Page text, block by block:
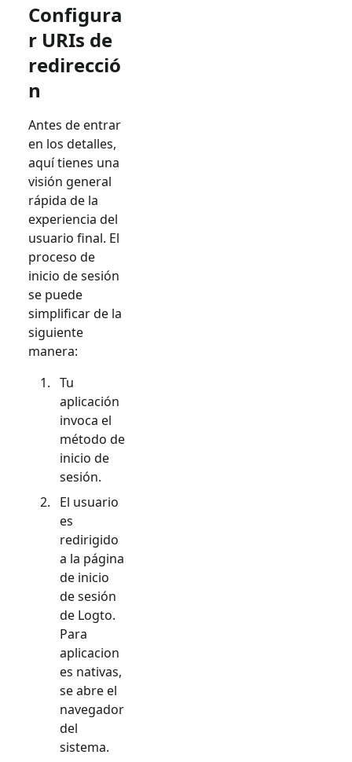
Configura
r URIs de
redirecció
n
Antes de entrar
en los detalles,
aquí tienes una
visión general
rápida de la
experiencia del
usuario final. El
proceso de
inicio de sesión
se puede
simplificar de la
siguiente
manera:
Tu
aplicación
invoca el
método de
inicio de
sesión.
El usuario
es
redirigido
a la página
de inicio
de sesión
de Logto.
Para
aplicacion
es nativas,
se abre el
navegador
del
sistema.